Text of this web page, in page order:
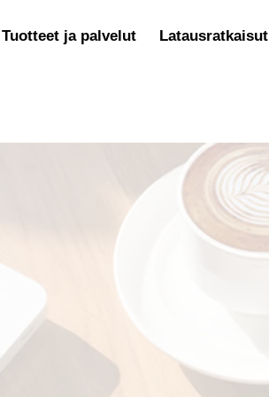
Tuotteet ja palvelut Latausratkaisut